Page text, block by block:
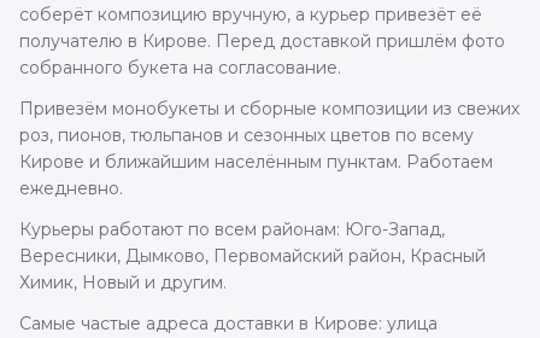
соберёт композицию вручную, а курьер привезёт её
получателю в Кирове. Перед доставкой пришлём фото
собранного букета на согласование.
Привезём монобукеты и сборные композиции из свежих
роз, пионов, тюльпанов и сезонных цветов по всему
Кирове и ближайшим населённым пунктам. Работаем
ежедневно.
Курьеры работают по всем районам: Юго-Запад,
Вересники, Дымково, Первомайский район, Красный
Химик, Новый и другим.
Самые частые адреса доставки в Кирове: улица